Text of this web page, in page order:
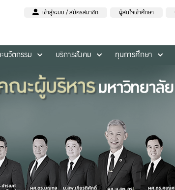
เข้าสู่ระบบ / สมัครสมาชิก ผู้สนใจเข้าศึกษา
นวัตกรรม บริการสังคม ทุนการศึกษา